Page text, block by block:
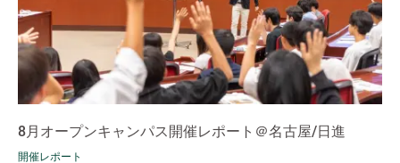
8月オープンキャンパス開催レポート＠名古屋/日進
開催レポート